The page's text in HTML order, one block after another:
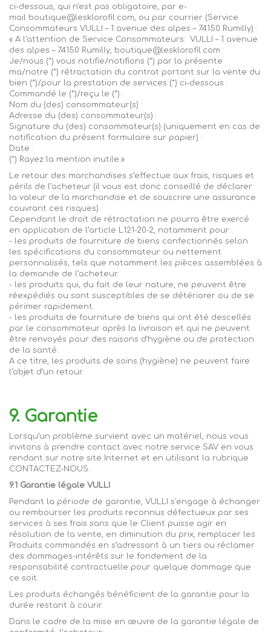
ci-dessous, qui n'est pas obligatoire, par e-
mail boutique@lesklorofil.com, ou par courrier (Service
Consommateurs VULLI – 1 avenue des alpes– 74150 Rumilly) :
« A l'attention de Service Consommateurs:
VULLI – 1 avenue
des alpes – 74150 Rumilly, boutique@lesklorofil.com :
Je/nous (*) vous notifie/notifions (*) par la présente
ma/notre (*) rétractation du contrat portant sur la vente du
bien (*)/pour la prestation de services (*) ci-dessous :
Commandé le (*)/reçu le (*) :
Nom du (des) consommateur(s) :
Adresse du (des) consommateur(s) :
Signature du (des) consommateur(s) (uniquement en cas de
notification du présent formulaire sur papier) :
Date :
(*) Rayez la mention inutile.»
Le retour des marchandises s’effectue aux frais, risques et
périls de l’acheteur (il vous est donc conseillé de déclarer
la valeur de la marchandise et de souscrire une assurance
couvrant ces risques).
Cependant le droit de rétractation ne pourra être exercé
en application de l’article L121-20-2, notamment pour :
- les produits de fourniture de biens confectionnés selon
les spécifications du consommateur ou nettement
personnalisés, tels que notamment les pièces assemblées à
la demande de l’acheteur.
- les produits qui, du fait de leur nature, ne peuvent être
réexpédiés ou sont susceptibles de se détériorer ou de se
périmer rapidement.
- les produits de fourniture de biens qui ont été descellés
par le consommateur après la livraison et qui ne peuvent
être renvoyés pour des raisons d'hygiène ou de protection
de la santé.
A ce titre, les produits de soins (hygiène) ne peuvent faire
l’objet d’un retour.
9. Garantie
Lorsqu’un problème survient avec un matériel, nous vous
invitons à prendre contact avec notre service SAV en vous
rendant sur notre site Internet et en utilisant la rubrique
CONTACTEZ-NOUS.
9.1 Garantie légale VULLI
Pendant la période de garantie, VULLI s'engage à échanger
ou rembourser les produits reconnus défectueux par ses
services à ses frais sans que le Client puisse agir en
résolution de la vente, en diminution du prix, remplacer les
Produits commandés en s’adressant à un tiers ou réclamer
des dommages-intérêts sur le fondement de la
responsabilité contractuelle pour quelque dommage que
ce soit.
Les produits échangés bénéficient de la garantie pour la
durée restant à courir.
Dans le cadre de la mise en œuvre de la garantie légale de